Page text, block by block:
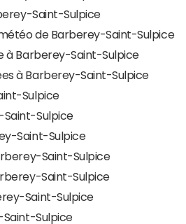
Saint-Sulpice
de Barberey-Saint-Sulpice
à Barberey-Saint-Sulpice
à Barberey-Saint-Sulpice
Sulpice
Sulpice
Saint-Sulpice
Saint-Sulpice
Saint-Sulpice
Saint-Sulpice
Saint-Sulpice